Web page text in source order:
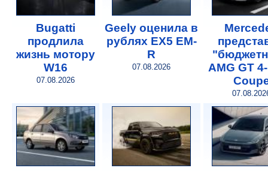
Bugatti
продлила
жизнь мотору
W16
07.08.2026
Geely оценила в
рублях EX5 EM-
R
07.08.2026
AMG GT